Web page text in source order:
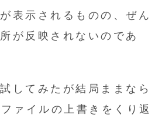
表示されるものの、ぜん
が反映されないのであ
してみたが結局ままなら
ァイルの上書きをくり返